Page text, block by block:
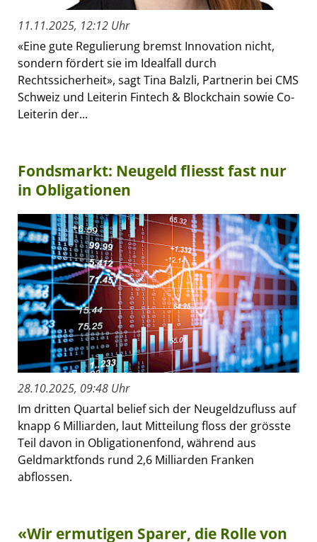
11.11.2025, 12:12 Uhr
«Eine gute Regulierung bremst Innovation nicht,
sondern fördert sie im Idealfall durch
Rechtssicherheit», sagt Tina Balzli, Partnerin bei CMS
Schweiz und Leiterin Fintech & Blockchain sowie Co-
Leiterin der...
Fondsmarkt: Neugeld fliesst fast nur
in Obligationen
28.10.2025, 09:48 Uhr
Im dritten Quartal belief sich der Neugeldzufluss auf
knapp 6 Milliarden, laut Mitteilung floss der grösste
Teil davon in Obligationenfond, während aus
Geldmarktfonds rund 2,6 Milliarden Franken
abflossen.
«Wir ermutigen Sparer, die Rolle von